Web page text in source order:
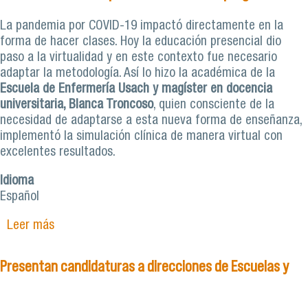
La pandemia por COVID-19 impactó directamente en la
forma de hacer clases. Hoy la educación presencial dio
paso a la virtualidad y en este contexto fue necesario
adaptar la metodología. Así lo hizo la académica de la
Escuela de Enfermería Usach y magíster en docencia
universitaria, Blanca Troncoso, quien consciente de la
necesidad de adaptarse a esta nueva forma de enseñanza,
implementó la simulación clínica de manera virtual con
excelentes resultados.
Idioma
Español
Leer mássobre Enfermería Usach implementa innovadora
de pregrado
Presentan candidaturas a direcciones de Escuelas y